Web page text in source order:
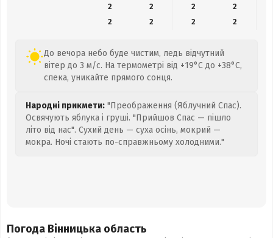
2
2 2
2
2
2 2 2
До вечора небо буде чистим, ледь відчутний
вітер до 3 м/с. На термометрі від +19°C до +38°C,
спека, уникайте прямого сонця.
Народні прикмети: "Преображення (Яблучний Спас).
Освячують яблука і груші. "Прийшов Спас — пішло
літо від нас". Сухий день — суха осінь, мокрий —
мокра. Ночі стають по-справжньому холодними."
Погода Вінницька область